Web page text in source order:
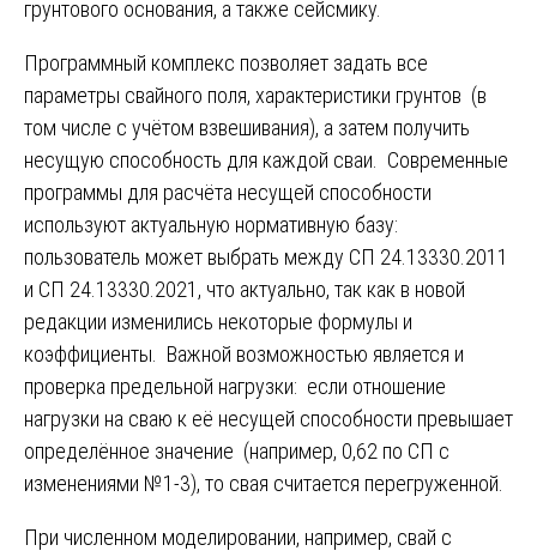
грунтового основания, а также сейсмику.
Программный комплекс позволяет задать все
параметры свайного поля, характеристики грунтов (в
том числе с учётом взвешивания), а затем получить
несущую способность для каждой сваи. Современные
программы для расчёта несущей способности
используют актуальную нормативную базу:
пользователь может выбрать между СП 24.13330.2011
и СП 24.13330.2021, что актуально, так как в новой
редакции изменились некоторые формулы и
коэффициенты. Важной возможностью является и
проверка предельной нагрузки: если отношение
нагрузки на сваю к её несущей способности превышает
определённое значение (например, 0,62 по СП с
изменениями №1-3), то свая считается перегруженной.
При численном моделировании, например, свай с